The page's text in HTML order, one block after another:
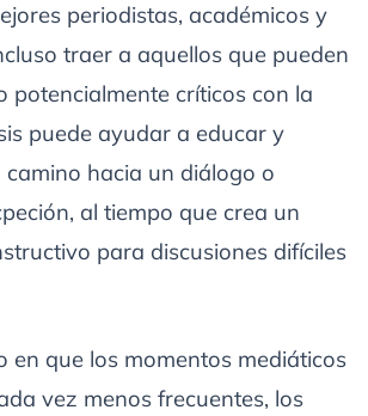
periodistas, académicos y
traer a aquellos que pueden
potencialmente críticos con la
puede ayudar a educar y
hacia un diálogo o
al tiempo que crea un
para discusiones difíciles
en que los momentos mediáticos
vez menos frecuentes, los